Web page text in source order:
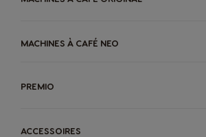
MACHINES À CAFÉ NEO
PREMIO
ACCESSOIRES